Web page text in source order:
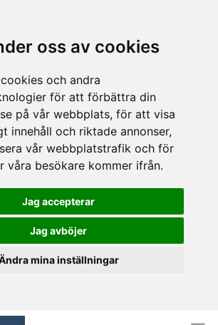
oss av cookies
och andra
för att förbättra din
på vår webbplats, för att visa
innehåll och riktade annonser,
vår webbplatstrafik och för
våra besökare kommer ifrån.
Jag accepterar
Jag avböjer
mina inställningar